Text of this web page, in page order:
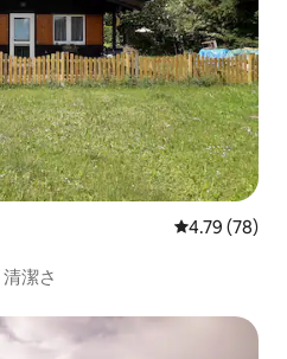
レビュー78
4.79 (78)
清潔さ